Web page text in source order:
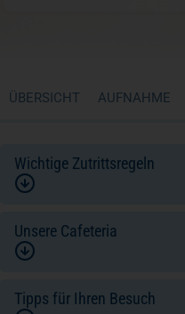
ÜBERSICHT AUFNAHME
Wichtige Zutrittsregeln
Unsere Cafeteria
Tipps für Ihren Besuch